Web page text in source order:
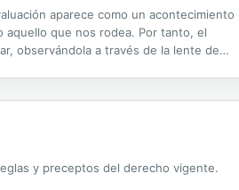
aparece como un acontecimiento
que nos rodea. Por tanto, el
observándola a través de la lente de
y preceptos del derecho vigente.